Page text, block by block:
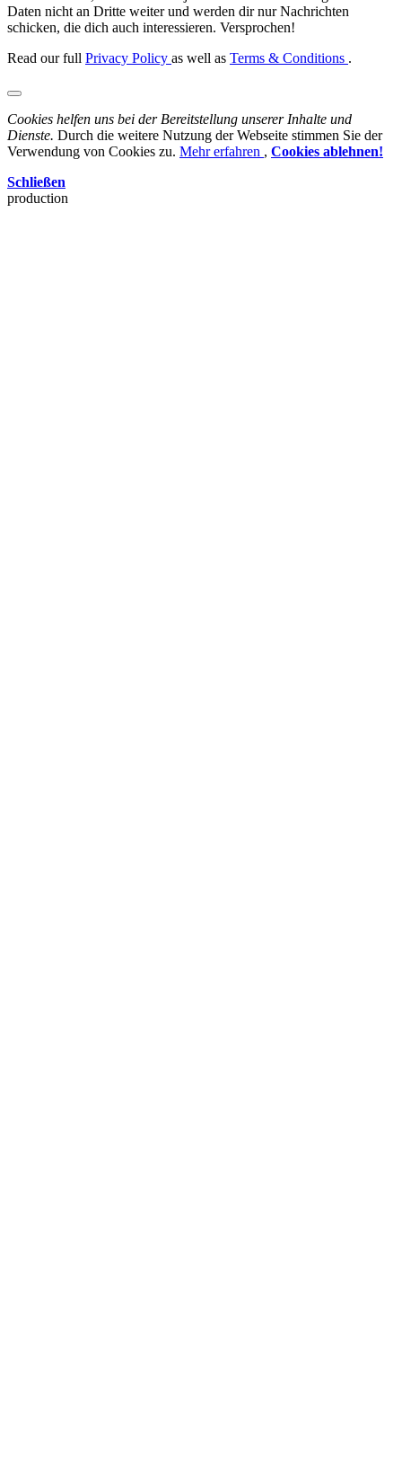
Daten nicht an Dritte weiter und werden dir nur Nachrichten
schicken, die dich auch interessieren. Versprochen!
Read our full Privacy Policy as well as Terms & Conditions .
Cookies helfen uns bei der Bereitstellung unserer Inhalte und
Dienste. Durch die weitere Nutzung der Webseite stimmen Sie der
Verwendung von Cookies zu. Mehr erfahren , Cookies ablehnen!
Schließen
production